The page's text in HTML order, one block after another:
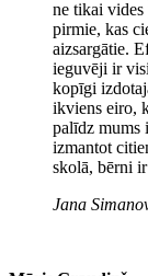
ne tikai vides
pirmie, kas
aizsargātie.
ieguvēji ir
kopīgi
ikviens eiro,
palīdz mums
izmantot
skolā, bērni
Jana